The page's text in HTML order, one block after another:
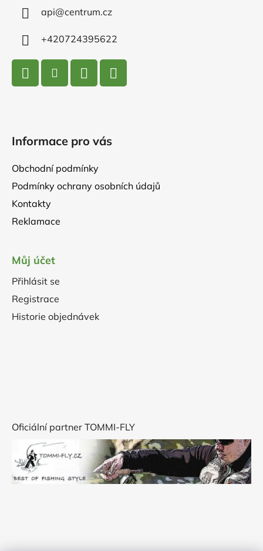
api@centrum.cz
+420724395622
Informace pro vás
Obchodní podmínky
Podmínky ochrany osobních údajů
Kontakty
Reklamace
Můj účet
Přihlásit se
Registrace
Historie objednávek
Oficiální partner TOMMI-FLY